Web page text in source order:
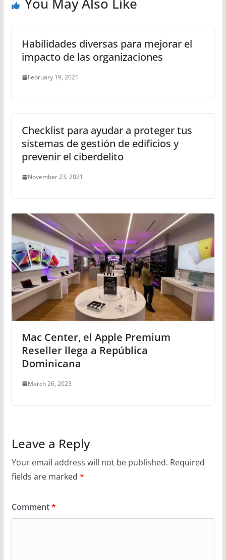
Habilidades diversas para mejorar el
impacto de las organizaciones
February 19, 2021
Checklist para ayudar a proteger tus
sistemas de gestión de edificios y
prevenir el ciberdelito
November 23, 2021
Mac Center, el Apple Premium
Reseller llega a República
Dominicana
March 26, 2023
Leave a Reply
Your email address will not be published. Required
fields are marked *
Comment*